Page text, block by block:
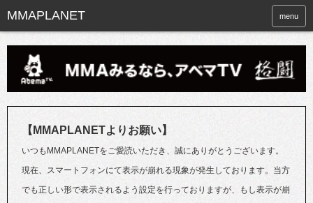
menu
【MMAPLANETよりお願い】
いつもMMAPLANETをご愛読いただき、誠にありがとうございます。
現在、スマートフォンにて表示が崩れる現象が発生しております。当方
でも正しい形で表示されるよう設定を行っておりますが、もし表示が崩